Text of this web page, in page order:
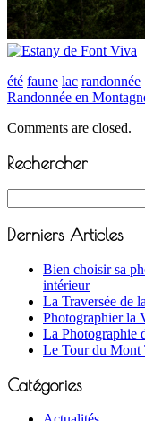
été faune lac randonnée
Randonnée en
Comments are closed.
Rechercher
Derniers Articles
Bien choisir sa
intérieur
La Traversée de
Photographier la
La Photographie
Le Tour du Mont
Catégories